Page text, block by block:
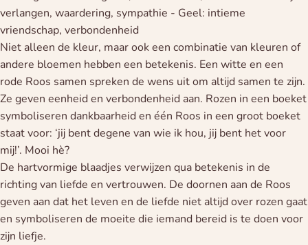
verlangen, waardering, sympathie - Geel: intieme
vriendschap, verbondenheid
Niet alleen de kleur, maar ook een combinatie van kleuren of
andere bloemen hebben een betekenis. Een witte en een
rode Roos samen spreken de wens uit om altijd samen te zijn.
Ze geven eenheid en verbondenheid aan. Rozen in een boeket
symboliseren dankbaarheid en één Roos in een groot boeket
staat voor: ‘jij bent degene van wie ik hou, jij bent het voor
mij!’. Mooi hè?
De hartvormige blaadjes verwijzen qua betekenis in de
richting van liefde en vertrouwen. De doornen aan de Roos
geven aan dat het leven en de liefde niet altijd over rozen gaat
en symboliseren de moeite die iemand bereid is te doen voor
zijn liefje.